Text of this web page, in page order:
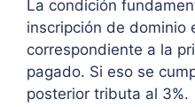
La condición
inscripción de dominio
correspondiente a la
pagado. Si eso se
posterior tributa al 3%.